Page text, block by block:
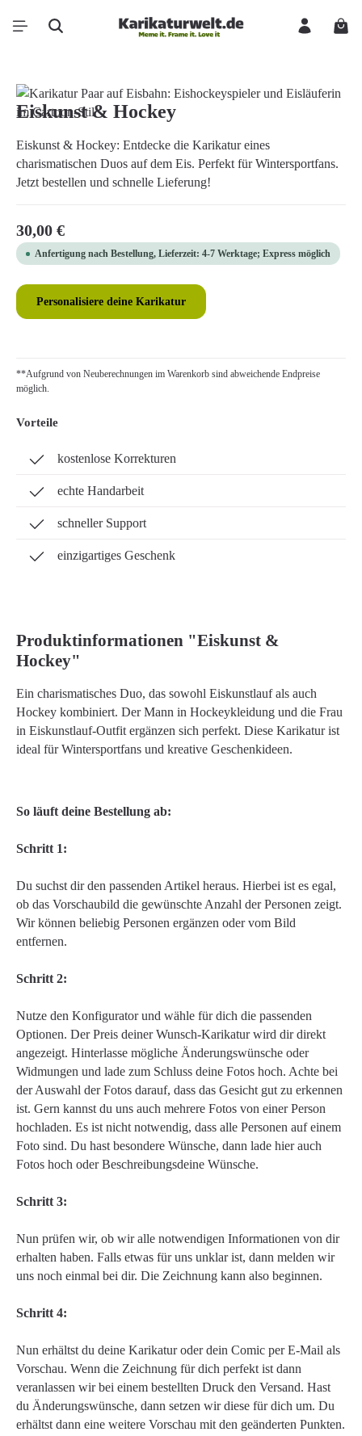
Zum Hauptinhalt springen
Bildergalerie überspringen
Eiskunst & Hockey
Eiskunst & Hockey: Entdecke die Karikatur eines
charismatischen Duos auf dem Eis. Perfekt für Wintersportfans.
Jetzt bestellen und schnelle Lieferung!
Regulärer Preis:
30,00 €
Anfertigung nach Bestellung, Lieferzeit: 4-7 Werktage; Express möglich
Personalisiere deine Karikatur
**Aufgrund von Neuberechnungen im Warenkorb sind abweichende Endpreise
möglich.
Vorteile
kostenlose Korrekturen
echte Handarbeit
schneller Support
einzigartiges Geschenk
Produktinformationen "Eiskunst &
Hockey"
Ein charismatisches Duo, das sowohl Eiskunstlauf als auch
Hockey kombiniert. Der Mann in Hockeykleidung und die Frau
in Eiskunstlauf-Outfit ergänzen sich perfekt. Diese Karikatur ist
ideal für Wintersportfans und kreative Geschenkideen.
So läuft deine Bestellung ab:
Schritt 1:
Du suchst dir den passenden Artikel heraus. Hierbei ist es egal,
ob das Vorschaubild die gewünschte Anzahl der Personen zeigt.
Wir können beliebig Personen ergänzen oder vom Bild
entfernen.
Schritt 2:
Nutze den Konfigurator und wähle für dich die passenden
Optionen. Der Preis deiner Wunsch-Karikatur wird dir direkt
angezeigt. Hinterlasse mögliche Änderungswünsche oder
Widmungen und lade zum Schluss deine Fotos hoch. Achte bei
der Auswahl der Fotos darauf, dass das Gesicht gut zu erkennen
ist. Gern kannst du uns auch mehrere Fotos von einer Person
hochladen. Es ist nicht notwendig, dass alle Personen auf einem
Foto sind. Du hast besondere Wünsche, dann lade hier auch
Fotos hoch oder Beschreibungsdeine Wünsche.
Schritt 3:
Nun prüfen wir, ob wir alle notwendigen Informationen von dir
erhalten haben. Falls etwas für uns unklar ist, dann melden wir
uns noch einmal bei dir. Die Zeichnung kann also beginnen.
Schritt 4:
Nun erhältst du deine Karikatur oder dein Comic per E-Mail als
Vorschau. Wenn die Zeichnung für dich perfekt ist dann
veranlassen wir bei einem bestellten Druck den Versand. Hast
du Änderungswünsche, dann setzen wir diese für dich um. Du
erhältst dann eine weitere Vorschau mit den geänderten Punkten.